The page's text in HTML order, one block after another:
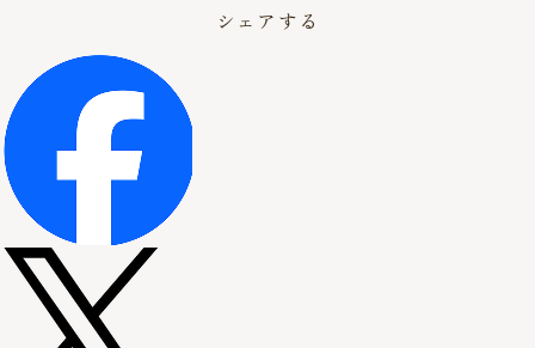
シェアする